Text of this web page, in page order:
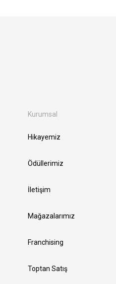
Kurumsal
Hikayemiz
Ödüllerimiz
İletişim
Mağazalarımız
Franchising
Toptan Satış